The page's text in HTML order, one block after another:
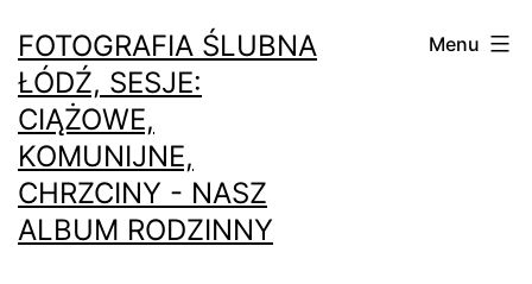
do
treści
FOTOGRAFIA ŚLUBNA
ŁÓDŹ, SESJE:
CIĄŻOWE,
KOMUNIJNE,
CHRZCINY - NASZ
ALBUM RODZINNY
Menu